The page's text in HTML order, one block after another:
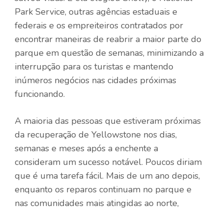
Park Service, outras agências estaduais e
federais e os empreiteiros contratados por
encontrar maneiras de reabrir a maior parte do
parque em questão de semanas, minimizando a
interrupção para os turistas e mantendo
inúmeros negócios nas cidades próximas
funcionando.
A maioria das pessoas que estiveram próximas
da recuperação de Yellowstone nos dias,
semanas e meses após a enchente a
consideram um sucesso notável. Poucos diriam
que é uma tarefa fácil. Mais de um ano depois,
enquanto os reparos continuam no parque e
nas comunidades mais atingidas ao norte,